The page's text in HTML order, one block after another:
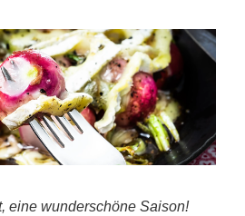
eine wunderschöne Saison!